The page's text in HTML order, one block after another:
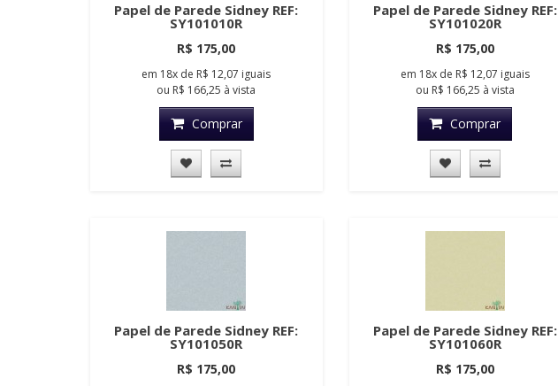
Papel de Parede Sidney REF:
SY101010R
R$ 175,00
em 18x de R$ 12,07 iguais
ou R$ 166,25 à vista
Comprar
Papel de Parede Sidney REF:
SY101020R
R$ 175,00
em 18xde R$ 12,07 iguais
ou R$ 166,25 à vista
Comprar
Papel de Parede Sidney REF:
SY101050R
R$ 175,00
Papel de Parede Sidney REF:
SY101060R
R$ 175,00